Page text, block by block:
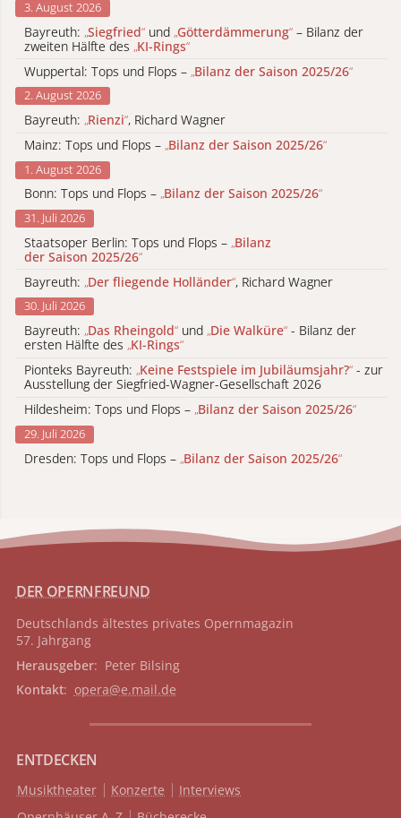
3. August 2026
Bayreuth: „Siegfried“ und „Götterdämmerung“ – Bilanz der
zweiten Hälfte des „KI-Rings“
Wuppertal: Tops und Flops – „Bilanz der Saison 2025/26“
2. August 2026
Bayreuth: „Rienzi“, Richard Wagner
Mainz: Tops und Flops – „Bilanz der Saison 2025/26“
1. August 2026
Bonn: Tops und Flops – „Bilanz der Saison 2025/26“
31. Juli 2026
Staatsoper Berlin: Tops und Flops – „Bilanz
der Saison 2025/26“
Bayreuth: „Der fliegende Holländer“, Richard Wagner
30. Juli 2026
Bayreuth: „Das Rheingold“ und „Die Walküre“ - Bilanz der
ersten Hälfte des „KI-Rings“
Pionteks Bayreuth: „Keine Festspiele im Jubiläumsjahr?“ - zur
Ausstellung der Siegfried-Wagner-Gesellschaft 2026
Hildesheim: Tops und Flops – „Bilanz der Saison 2025/26“
29. Juli 2026
Dresden: Tops und Flops – „Bilanz der Saison 2025/26“
DER OPERNFREUND
Deutschlands ältestes privates Opernmagazin
57. Jahrgang
Herausgeber: Peter Bilsing
Kontakt: opera@e.mail.de
ENTDECKEN
Musiktheater Konzerte
Interviews